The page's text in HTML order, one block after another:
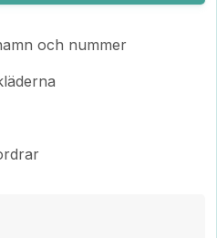
och nummer